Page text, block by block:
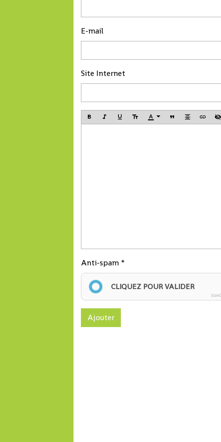
E-mail
Site Internet
Anti-spam
CLIQUEZ POUR VALIDER
Ajouter